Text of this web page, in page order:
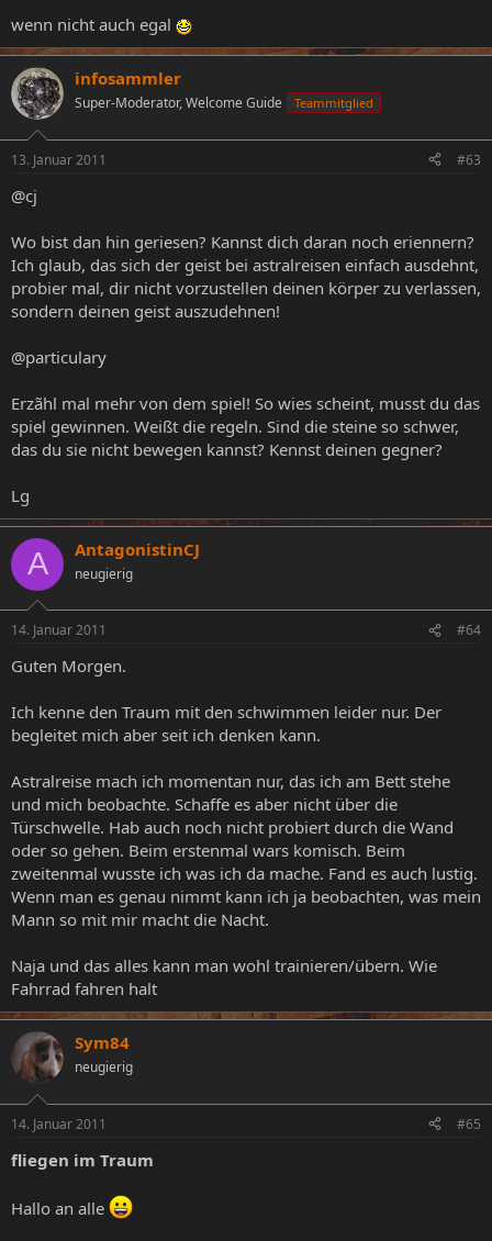
wenn nicht auch egal
infosammler
Super-Moderator, Welcome Guide Teammitglied
13. Januar 2011 #63
@cj
Wo bist dan hin geriesen? Kannst dich daran noch eriennern?
Ich glaub, das sich der geist bei astralreisen einfach ausdehnt,
probier mal, dir nicht vorzustellen deinen körper zu verlassen,
sondern deinen geist auszudehnen!
@particulary
Erzãhl mal mehr von dem spiel! So wies scheint, musst du das
spiel gewinnen. Weißt die regeln. Sind die steine so schwer,
das du sie nicht bewegen kannst? Kennst deinen gegner?
Lg
A AntagonistinCJ
neugierig
14. Januar 2011 #64
Guten Morgen.
Ich kenne den Traum mit den schwimmen leider nur. Der
begleitet mich aber seit ich denken kann.
Astralreise mach ich momentan nur, das ich am Bett stehe
und mich beobachte. Schaffe es aber nicht über die
Türschwelle. Hab auch noch nicht probiert durch die Wand
oder so gehen. Beim erstenmal wars komisch. Beim
zweitenmal wusste ich was ich da mache. Fand es auch lustig.
Wenn man es genau nimmt kann ich ja beobachten, was mein
Mann so mit mir macht die Nacht.
Naja und das alles kann man wohl trainieren/übern. Wie
Fahrrad fahren halt
Sym84
neugierig
14. Januar 2011 #65
fliegen im Traum
Hallo an alle